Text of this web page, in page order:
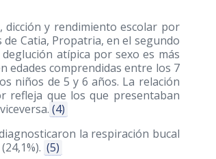
dicción y rendimiento escolar por
Catia, Propatria, en el segundo
atípica por sexo es más
edades comprendidas entre los 7
niños de 5 y 6 años. La relación
refleja que los que presentaban
(4)
la respiración bucal
(5)